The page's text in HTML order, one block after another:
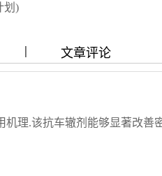
划)
||||| 文章评论
理.该抗车辙剂能够显著改善